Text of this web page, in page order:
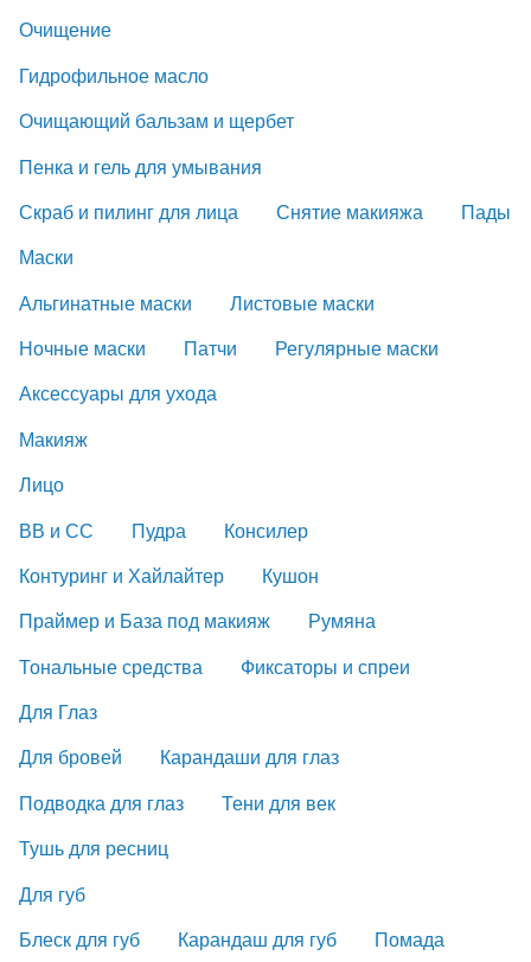
Очищение
Гидрофильное масло
Очищающий бальзам и щербет
Пенка и гель для умывания
Скраб и пилинг для лица
Снятие макияжа
Пады
Маски
Альгинатные маски
Листовые маски
Ночные маски
Патчи
Регулярные маски
Аксессуары для ухода
Макияж
Лицо
ВВ и СС
Пудра
Консилер
Контуринг и Хайлайтер
Кушон
Праймер и База под макияж
Румяна
Тональные средства
Фиксаторы и спреи
Для Глаз
Для бровей
Карандаши для глаз
Подводка для глаз
Тени для век
Тушь для ресниц
Для губ
Блеск для губ
Карандаш для губ
Помада